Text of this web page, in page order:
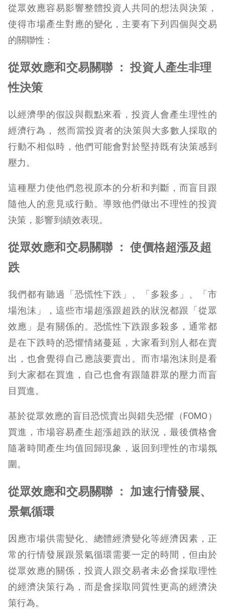
從眾效應容易影響整體投資人共同的想法與決策，
使得市場產生對應的變化，主要有下列四個與交易
的關聯性：
從眾效應和交易關聯 ： 投資人產生非理
性決策
以經濟學的假設與觀點來看，投資人會產生理性的
經濟行為， 然而當投資者的決策與大多數人採取的
行動不相似時，他們可能會對於堅持既有決策感到
壓力。
這種壓力使他們忽視原本的分析和判斷，而盲目跟
隨他人的意見或行動。導致他們做出不理性的投資
決策，影響到績效表現。
從眾效應和交易關聯 ： 使價格超漲及超
跌
我們都有聽過「恐慌性下跌」、「多殺多」、「市
場泡沫」，這些市場超漲跟超跌的狀況都跟「從眾
效應」是有關係的。恐慌性下跌跟多殺多，通常都
是在下跌時的恐懼情緒蔓延，大家看到別人都在賣
出，也會覺得自己應該要賣出。而市場泡沫則是看
到大家都在買進，自己也會有跟隨群眾的壓力而盲
目買進。
基於從眾效應的盲目恐慌賣出與錯失恐懼（FOMO）
買進，市場容易產生超漲超跌的狀況，最後價格會
隨著時間產生均值回歸現象，返回到理性的市場氛
圍。
從眾效應和交易關聯 ： 加速行情發展、
景氣循環
因應市場供需變化、總體經濟變化等經濟因素，正
常的行情發展跟景氣循環需要一定的時間，但由於
從眾效應的關係，投資人跟交易者未必會採取理性
的經濟決策行為，而是會採取同質性更高的經濟決
策行為。